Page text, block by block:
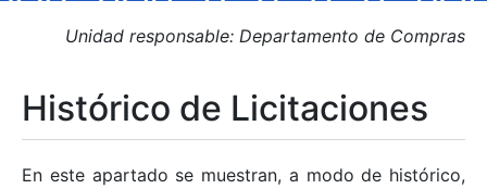
Mostrar/Ocultar
Unidad responsable: Departamento de Compras
Histórico de Licitaciones
En este apartado se muestran, a modo de histórico,